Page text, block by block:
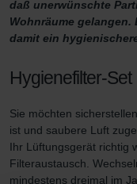
daß unerwünschte
Wohnräume
damit ein
Hygienefilter-Set
Sie möchten
ist und saubere Luft
Ihr Lüftungsgerät richtig
Filteraustausch.
mindestens dreimal im